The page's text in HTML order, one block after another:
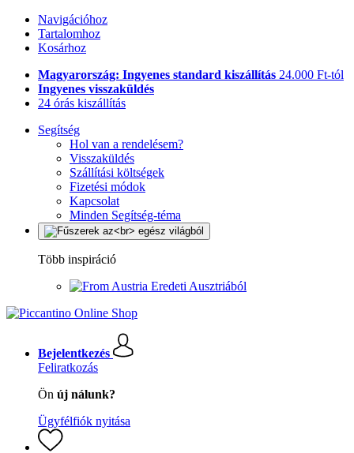
Navigációhoz
Tartalomhoz
Kosárhoz
Magyarország: Ingyenes standard kiszállítás 24.000 Ft-tól
Ingyenes visszaküldés
24 órás kiszállítás
Segítség
Hol van a rendelésem?
Visszaküldés
Szállítási költségek
Fizetési módok
Kapcsolat
Minden Segítség-téma
Több inspiráció
Eredeti Ausztriából
Bejelentkezés
Feliratkozás
Ön új nálunk?
Ügyfélfiók nyitása